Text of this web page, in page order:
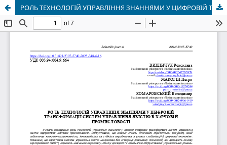
РОЛЬ ТЕХНОЛОГІЙ УПРАВЛІННЯ ЗНАННЯМИ У ЦИФРОВІЙ ТРАНСФОРМАЦІЇ СИСТЕМ УПРАВЛІННЯ ЯКІСТЮ В ХАРЧОВІЙ ПРОМИСЛОВОСТІ